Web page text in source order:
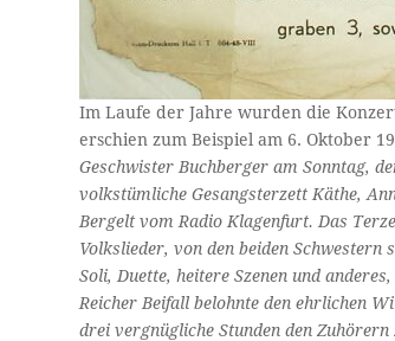
Im Laufe der Jahre wurden die
erschien zum Beispiel am 6. Oktober
Geschwister Buchberger am Sonntag,
volkstümliche Gesangsterzett Käthe,
Bergelt vom Radio Klagenfurt. Das
Volkslieder, von den beiden
Soli, Duette, heitere Szenen und
Reicher Beifall belohnte den ehrlichen
drei vergnügliche Stunden den